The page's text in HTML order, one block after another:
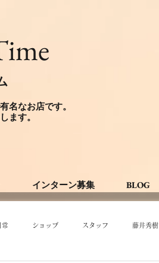
名なお店です。
ます。
インターン募集 BLOG
常 ショップ スタッフ 藤井秀樹